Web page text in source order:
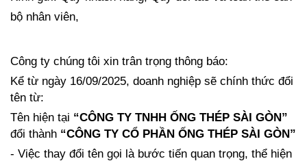
bộ nhân viên,
Công ty chúng tôi xin trân trọng thông báo:
Kể từ ngày 16/09/2025, doanh nghiệp sẽ chính thức đổi
tên từ:
Tên hiện tại “CÔNG TY TNHH ỐNG THÉP SÀI GÒN”
đổi thành “CÔNG TY CỔ PHẦN ỐNG THÉP SÀI GÒN”
- Việc thay đổi tên gọi là bước tiến quan trọng, thể hiện